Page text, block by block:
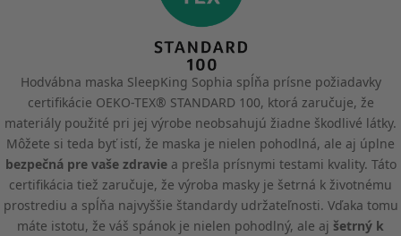
Hodvábna maska SleepKing Sophia spĺňa prísne požiadavky
certifikácie OEKO-TEX® STANDARD 100, ktorá zaručuje, že
materiály použité pri jej výrobe neobsahujú žiadne škodlivé látky.
Môžete si teda byť istí, že maska je nielen pohodlná, ale aj úplne
bezpečná pre vaše zdraviea prešla prísnymi testami kvality. Táto
certifikácia tiež zaručuje, že výroba masky je šetrná k životnému
prostrediu a spĺňa najvyššie štandardy udržateľnosti. Vďaka tomu
máte istotu, že váš spánok je nielen pohodlný, ale aj šetrný k